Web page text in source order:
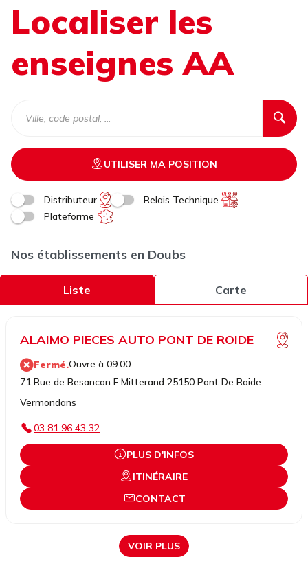
Localiser les
enseignes AA
UTILISER MA POSITION
Distributeur
Relais Technique
Plateforme
Nos établissements en Doubs
Liste Carte
ALAIMO PIECES AUTO PONT DE ROIDE
Fermé.Ouvre à 09:00
71 Rue de Besancon F Mitterand 25150 Pont De Roide
Vermondans
03 81 96 43 32
PLUS D'INFOS
ITINÉRAIRE
CONTACT
VOIR PLUS